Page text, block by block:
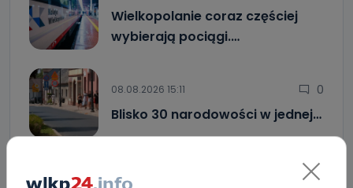
Wielkopolanie coraz częściej
wybierają pociągi.…
08.08.2026 15:11 0
Blisko 30 narodowości w jednej…
08.08.2026 12:08 4